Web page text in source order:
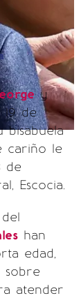
y
de
bisabuela
cariño le
de
Escocia.
han
edad,
sobre
atender